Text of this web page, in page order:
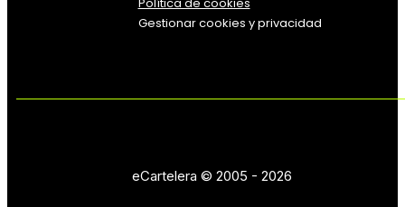
Gestionar cookies y privacidad
eCartelera © 2005 - 2026